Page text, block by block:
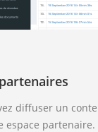
diffuser un
espace